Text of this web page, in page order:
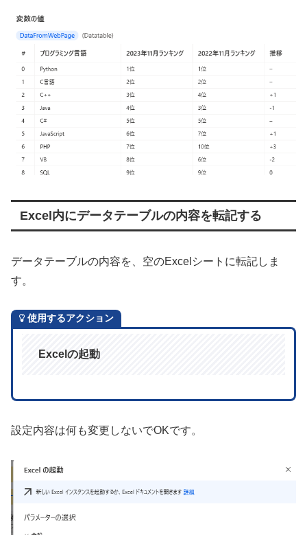
Excel内にデータテーブルの内容を転記する
データテーブルの内容を、空のExcelシートに転記しま
す。
使用するアクション
Excelの起動
設定内容は何も変更しないでOKです。